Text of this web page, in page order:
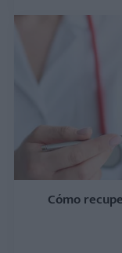
Cómo